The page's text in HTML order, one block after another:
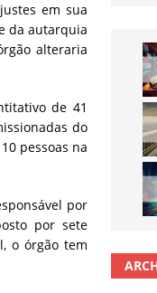
em sua
da autarquia
alteraria
de 41
do
pessoas na
por
por sete
o órgão tem